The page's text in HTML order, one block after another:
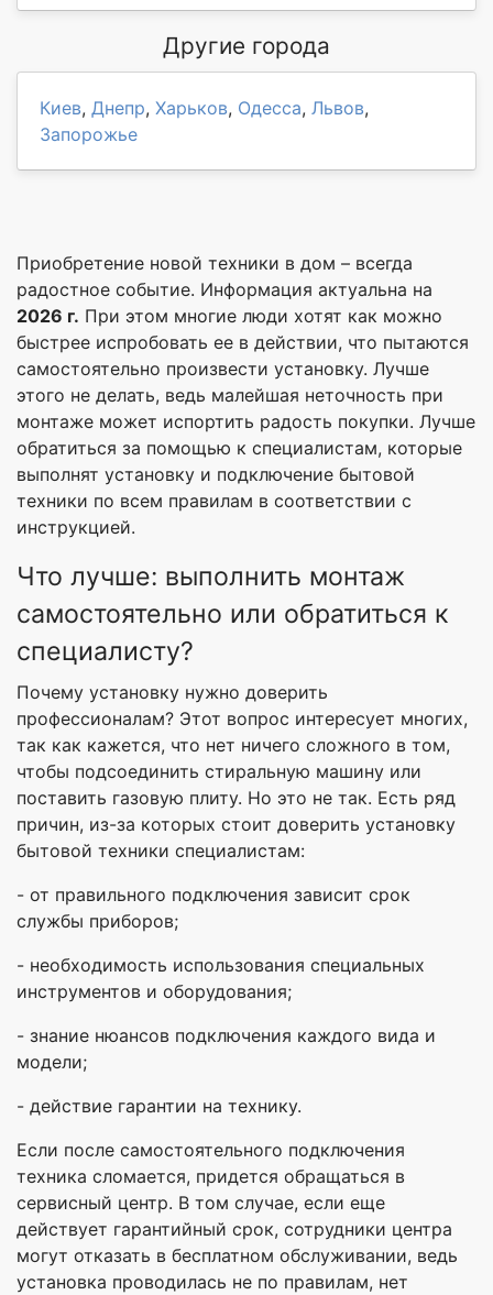
Другие города
Киев, Днепр, Харьков, Одесса, Львов,
Запорожье
Приобретение новой техники в дом – всегда
радостное событие. Информация актуальна на
2026 г. При этом многие люди хотят как можно
быстрее испробовать ее в действии, что пытаются
самостоятельно произвести установку. Лучше
этого не делать, ведь малейшая неточность при
монтаже может испортить радость покупки. Лучше
обратиться за помощью к специалистам, которые
выполнят установку и подключение бытовой
техники по всем правилам в соответствии с
инструкцией.
Что лучше: выполнить монтаж
самостоятельно или обратиться к
специалисту?
Почему установку нужно доверить
профессионалам? Этот вопрос интересует многих,
так как кажется, что нет ничего сложного в том,
чтобы подсоединить стиральную машину или
поставить газовую плиту. Но это не так. Есть ряд
причин, из-за которых стоит доверить установку
бытовой техники специалистам:
- от правильного подключения зависит срок
службы приборов;
- необходимость использования специальных
инструментов и оборудования;
- знание нюансов подключения каждого вида и
модели;
- действие гарантии на технику.
Если после самостоятельного подключения
техника сломается, придется обращаться в
сервисный центр. В том случае, если еще
действует гарантийный срок, сотрудники центра
могут отказать в бесплатном обслуживании, ведь
установка проводилась не по правилам, нет